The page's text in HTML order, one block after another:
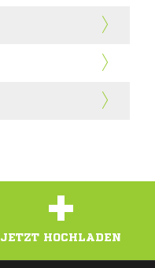
+
JETZT HOCHLADEN